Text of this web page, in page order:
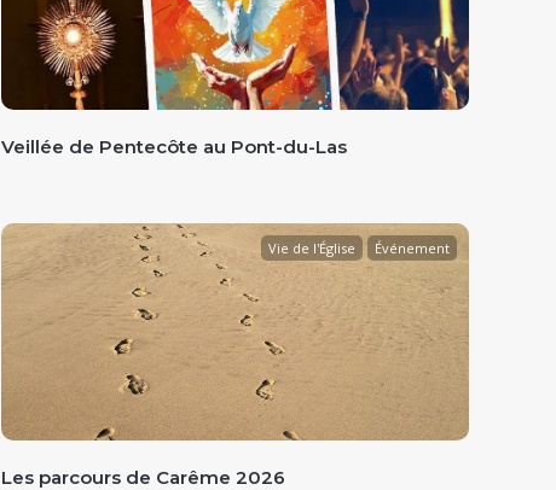
Veillée de Pentecôte au Pont-du-Las
Vie de l'Église Événement
Les parcours de Carême 2026